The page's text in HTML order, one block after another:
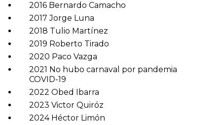
2016 Bernardo Camacho
2017 Jorge Luna
2018 Tulio Martínez
2019 Roberto Tirado
2020 Paco Vazga
2021 No hubo carnaval por pandemia
COVID-19
2022 Obed Ibarra
2023 Victor Quiróz
2024 Héctor Limón